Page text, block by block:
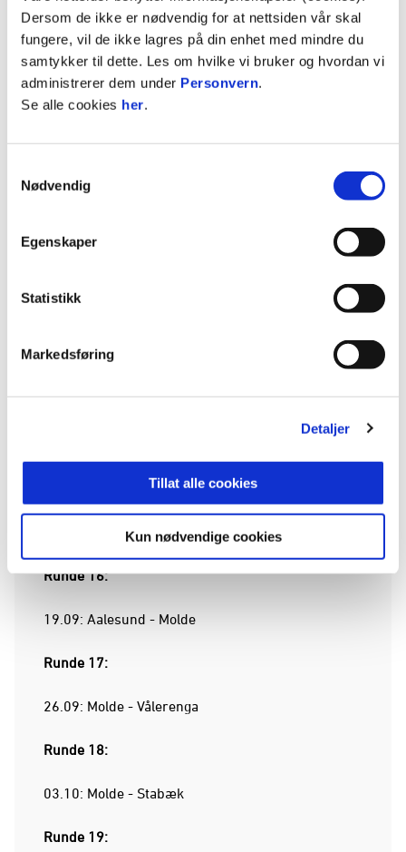
Dersom de ikke er nødvendig for at nettsiden vår skal
fungere, vil de ikke lagres på din enhet med mindre du
samtykker til dette. Les om hvilke vi bruker og hvordan vi
administrerer dem under Personvern.
Se alle cookies her.
Nødvendig
Egenskaper
Statistikk
Markedsføring
Detaljer
Tillat alle cookies
Kun nødvendige cookies
30.05: Bodø/Glimt - Molde
Runde 10:
13.06: Stabæk - Molde
Runde 11:
20.06: Molde - Haugesund
22.08: Molde - LSK Kvinner
Runde 14:
12.09: Molde - Hønefoss
Runde 16:
19.09: Aalesund - Molde
Runde 17:
26.09: Molde - Vålerenga
Runde 18:
03.10: Molde - Stabæk
Runde 19: